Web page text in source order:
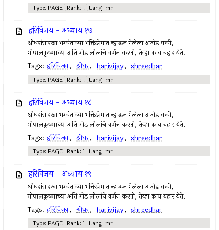
Type: PAGE | Rank: 1 | Lang: mr
हरिविजय - अध्याय १७
श्रीधरांसारखा भगवंताच्या भक्तिप्रेमात न्हाऊन गेलेला अजोड कवी,
गोपालकृष्णाच्या अति गोड लीलांचे वर्णन करतो, तेव्हा काय बहार येते.
Tags: हरिविजय, श्रीधर, harivijay, shreedhar
Type: PAGE | Rank: 1 | Lang: mr
हरिविजय - अध्याय १८
श्रीधरांसारखा भगवंताच्या भक्तिप्रेमात न्हाऊन गेलेला अजोड कवी,
गोपालकृष्णाच्या अति गोड लीलांचे वर्णन करतो, तेव्हा काय बहार येते.
Tags: हरिविजय, श्रीधर, harivijay, shreedhar
Type: PAGE | Rank: 1 | Lang: mr
हरिविजय - अध्याय १९
श्रीधरांसारखा भगवंताच्या भक्तिप्रेमात न्हाऊन गेलेला अजोड कवी,
गोपालकृष्णाच्या अति गोड लीलांचे वर्णन करतो, तेव्हा काय बहार येते.
Tags: हरिविजय, श्रीधर, harivijay, shreedhar
Type: PAGE | Rank: 1 | Lang: mr